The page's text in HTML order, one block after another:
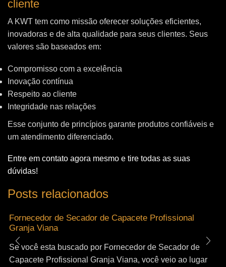
cliente
A KWT tem como missão oferecer soluções eficientes,
inovadoras e de alta qualidade para seus clientes. Seus
valores são baseados em:
Compromisso com a excelência
Inovação contínua
Respeito ao cliente
Integridade nas relações
Esse conjunto de princípios garante produtos confiáveis e
um atendimento diferenciado.
Entre em contato agora mesmo e tire todas as suas
dúvidas!
Posts relacionados
Fornecedor de Secador de Capacete Profissional
Granja Viana
Se você esta buscado por Fornecedor de Secador de
Capacete Profissional Granja Viana, você veio ao lugar